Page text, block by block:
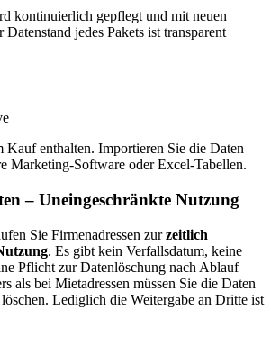
kontinuierlich gepflegt und mit neuen
jedes Pakets ist transparent
Kauf enthalten. Importieren Sie die Daten
Marketing-Software oder Excel-Tabellen.
– Uneingeschränkte Nutzung
Sie Firmenadressen zur zeitlich
. Es gibt kein Verfallsdatum, keine
Pflicht zur Datenlöschung nach Ablauf
als bei Mietadressen müssen Sie die Daten
Lediglich die Weitergabe an Dritte ist